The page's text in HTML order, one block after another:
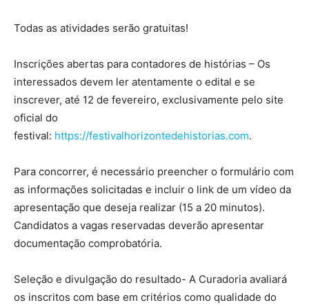
Todas as atividades serão gratuitas!
Inscrições abertas para contadores de histórias – Os
interessados devem ler atentamente o edital e se
inscrever, até 12 de fevereiro, exclusivamente pelo site
oficial do
festival: https://festivalhorizontedehistorias.com.
Para concorrer, é necessário preencher o formulário com
as informações solicitadas e incluir o link de um vídeo da
apresentação que deseja realizar (15 a 20 minutos).
Candidatos a vagas reservadas deverão apresentar
documentação comprobatória.
Seleção e divulgação do resultado- A Curadoria avaliará
os inscritos com base em critérios como qualidade do